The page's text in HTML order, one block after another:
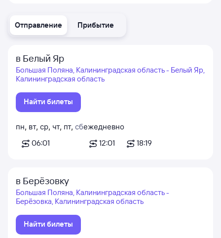
Отправление Прибытие
в Белый Яр
Большая Поляна, Калининградская область - Белый Яр,
Калининградская область
Найти билеты
пн, вт, ср, чт, пт, сб
06:01
ежедневно
12:01
18:19
в Берёзовку
Большая Поляна, Калининградская область -
Берёзовка, Калининградская область
Найти билеты